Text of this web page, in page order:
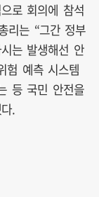
로 회의에 참석
리는 “그간 정부
는 발생해선 안
험 예측 시스템
등 국민 안전을
.